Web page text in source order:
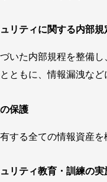
リティに関する内部規
いた内部規程を整備
ともに、情報漏洩な
保護
する全ての情報資産
リティ教育・訓練の実